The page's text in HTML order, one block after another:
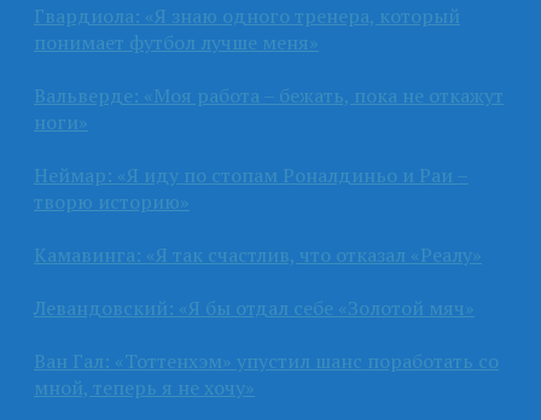
Гвардиола: «Я знаю одного тренера, который
понимает футбол лучше меня»
Вальверде: «Моя работа – бежать, пока не откажут
ноги»
Неймар: «Я иду по стопам Роналдиньо и Раи –
творю историю»
Камавинга: «Я так счастлив, что отказал «Реалу»
Левандовский: «Я бы отдал себе «Золотой мяч»
Ван Гал: «Тоттенхэм» упустил шанс поработать со
мной, теперь я не хочу»